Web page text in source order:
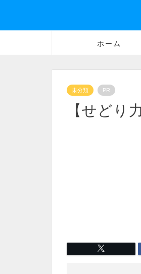
ホーム
未分類 PR
【せどり